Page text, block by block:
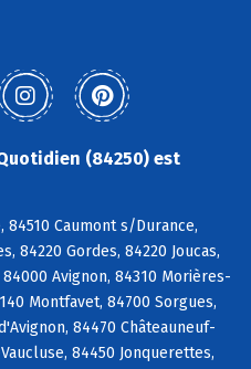
(84250) est
Caumont s/Durance,
84220 Gordes, 84220 Joucas,
Avignon, 84310 Morières-
Montfavet, 84700 Sorgues,
84470 Châteauneuf-
84450 Jonquerettes,